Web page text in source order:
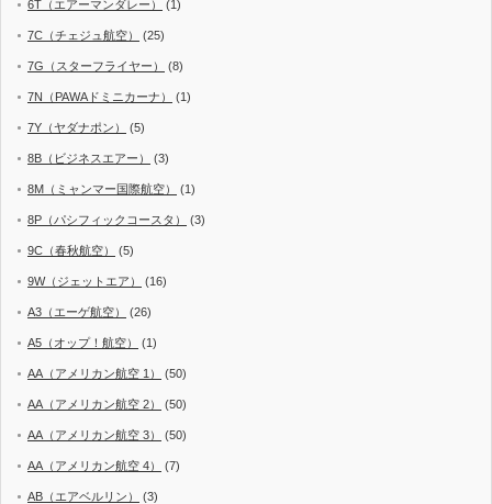
6T（エアーマンダレー） (1)
7C（チェジュ航空） (25)
7G（スターフライヤー） (8)
7N（PAWAドミニカーナ） (1)
7Y（ヤダナポン） (5)
8B（ビジネスエアー） (3)
8M（ミャンマー国際航空） (1)
8P（パシフィックコースタ） (3)
9C（春秋航空） (5)
9W（ジェットエア） (16)
A3（エーゲ航空） (26)
A5（オップ！航空） (1)
AA（アメリカン航空 1） (50)
AA（アメリカン航空 2） (50)
AA（アメリカン航空 3） (50)
AA（アメリカン航空 4） (7)
AB（エアベルリン） (3)